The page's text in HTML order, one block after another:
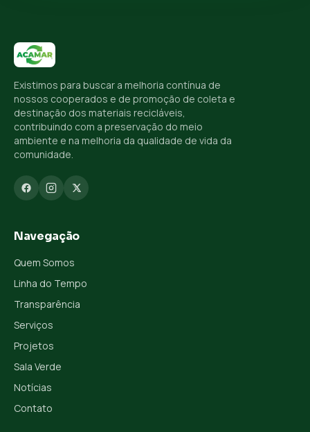
Existimos para buscar a melhoria contínua de
nossos cooperados e de promoção de coleta e
destinação dos materiais recicláveis,
contribuindo com a preservação do meio
ambiente e na melhoria da qualidade de vida da
comunidade.
Navegação
Quem Somos
Linha do Tempo
Transparência
Serviços
Projetos
Sala Verde
Notícias
Contato